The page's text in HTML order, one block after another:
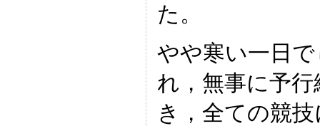
た。
やや寒い一日
れ，無事に予
き，全ての競